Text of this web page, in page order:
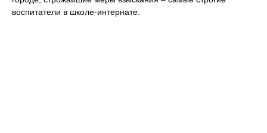
воспитатели в школе-интернате.